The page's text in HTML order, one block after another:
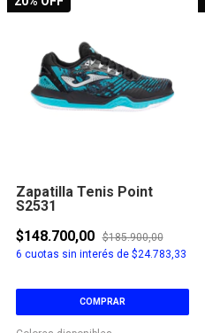
Zapatilla Tenis Point
S2531
$148.700,00
$185.900,00
6 cuotas sin interés de $24.783,33
COMPRAR